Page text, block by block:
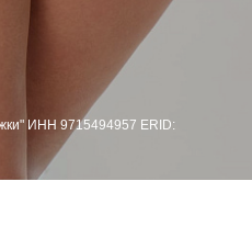
ИНН 9715494957 ERID: